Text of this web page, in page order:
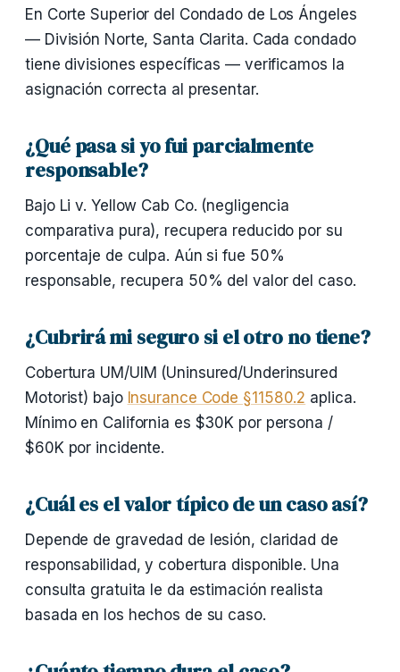
En Corte Superior del Condado de Los Ángeles
— División Norte, Santa Clarita. Cada condado
tiene divisiones específicas — verificamos la
asignación correcta al presentar.
¿Qué pasa si yo fui parcialmente
responsable?
Bajo Li v. Yellow Cab Co. (negligencia
comparativa pura), recupera reducido por su
porcentaje de culpa. Aún si fue 50%
responsable, recupera 50% del valor del caso.
¿Cubrirá mi seguro si el otro no tiene?
Cobertura UM/UIM (Uninsured/Underinsured
Motorist) bajo Insurance Code §11580.2 aplica.
Mínimo en California es $30K por persona /
$60K por incidente.
¿Cuál es el valor típico de un caso así?
Depende de gravedad de lesión, claridad de
responsabilidad, y cobertura disponible. Una
consulta gratuita le da estimación realista
basada en los hechos de su caso.